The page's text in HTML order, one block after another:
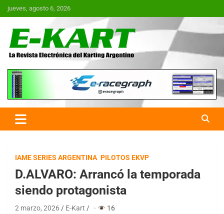
Saltar
al
jueves, agosto 6, 2026
E-Kart.com.ar | La Revista
Electrónica del Karting en
Argentina
IAME SERIES ARGENTINA PILOTOS EKVP
D.ALVARO: Arrancó la temporada
siendo protagonista
2 marzo, 2026 E-Kart · 16